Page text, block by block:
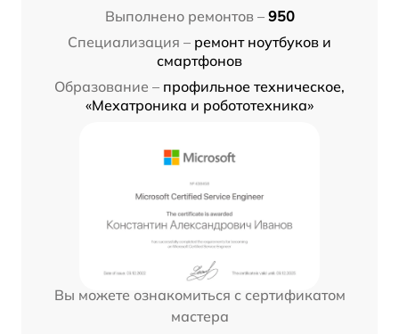
Выполнено ремонтов – 950
Специализация – ремонт ноутбуков и
смартфонов
Образование – профильное техническое,
«Мехатроника и робототехника»
Вы можете ознакомиться с сертификатом
мастера